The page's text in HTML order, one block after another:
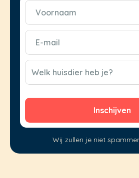
Voornaam
(Vereist)
E-
mail
(Vereist)
CAPTCHA
Welk huisdier heb je?
Wij zullen je niet